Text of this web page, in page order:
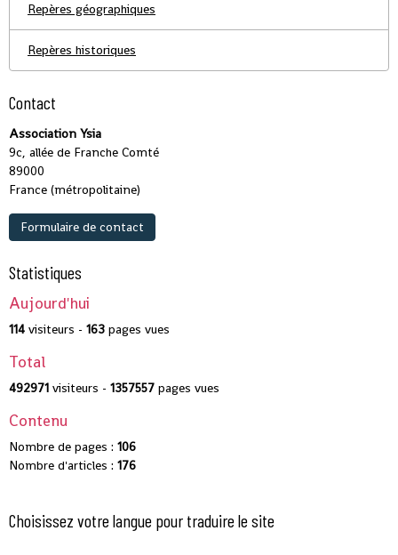
Repères géographiques
Repères historiques
Contact
Association Ysia
9c, allée de Franche Comté
89000
France (métropolitaine)
Formulaire de contact
Statistiques
Aujourd'hui
114 visiteurs - 163 pages vues
Total
492971 visiteurs - 1357557 pages vues
Contenu
Nombre de pages : 106
Nombre d'articles : 176
Choisissez votre langue pour traduire le site